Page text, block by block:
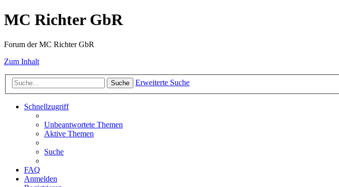
MC Richter GbR
Forum der MC Richter GbR
Zum Inhalt
Suche Erweiterte Suche
Schnellzugriff
Unbeantwortete Themen
Aktive Themen
Suche
FAQ
Anmelden